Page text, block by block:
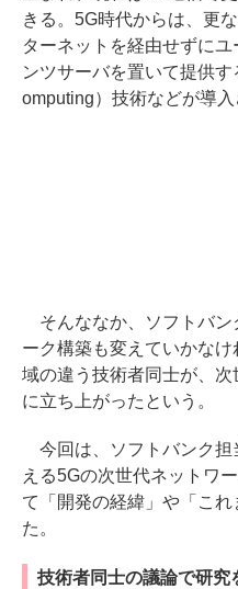
きる。5G時代からは、更
ターネットを経由せずに
ンツサーバを置いて提供
omputing）技術などが導入
そんななか、ソフトバン
ーク構築も変えていかな
域の違う技術者同士が、
に立ち上がったという。
今回は、ソフトバンク担
える5Gの次世代ネットワ
て「開発の経緯」や「こ
た。
技術者同士の議論で研究